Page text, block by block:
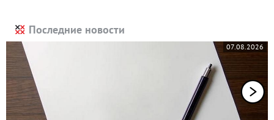
Последние новости
07.08.2026